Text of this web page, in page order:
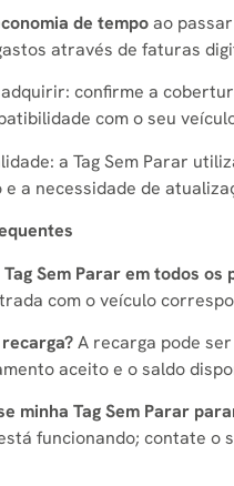
de tempoao
através de faturas
confirme a
com o seu
a Tag Sem Parar
e a necessidade de
Sem Parar em todos os
com o veículo
A recarga pode
aceito e o saldo
minha Tag Sem Parar
funcionando; contate o